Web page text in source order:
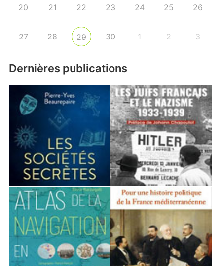
20 21 22 23 24 25 26
27 28 29 30 1 2 3
Dernières publications